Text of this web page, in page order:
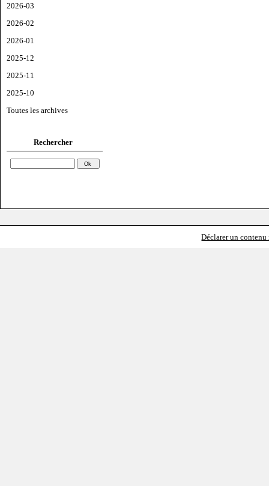
2026-03
2026-02
2026-01
2025-12
2025-11
2025-10
Toutes les archives
Rechercher
Déclarer un